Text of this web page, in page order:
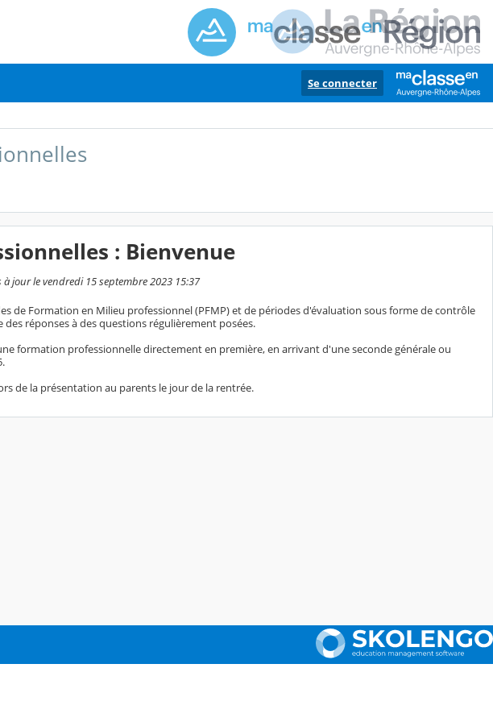
Se connecter
: Bienvenue
jour le vendredi 15 septembre 2023 15:37
de Formation en Milieu professionnel (PFMP) et de périodes d'évaluation sous forme de contrôle
réponses à des questions régulièrement posées.
formation professionnelle directement en première, en arrivant d'une seconde générale ou
de la présentation au parents le jour de la rentrée.